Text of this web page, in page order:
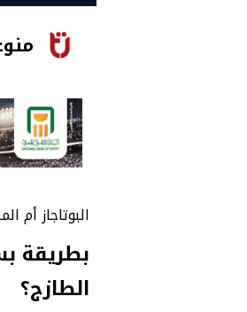
البوتاجاز أم
بطريقة
الطازج؟